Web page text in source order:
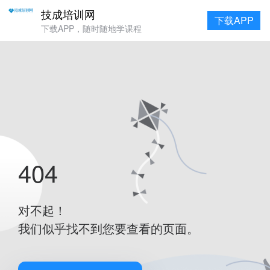
技成培训网
下载APP，随时随地学课程
下载APP
404
对不起！
我们似乎找不到您要查看的页面。